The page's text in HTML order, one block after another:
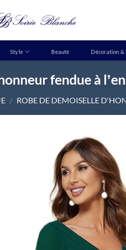
Style Beauté Décoration &
fendue à
/ ROBE DE DEMOISELLE